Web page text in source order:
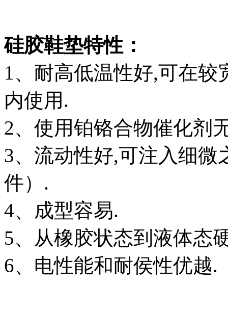
硅胶鞋垫特性：
1、耐高低温性好,可在
内使用.
2、使用铂铬合物催化剂
3、流动性好,可注入细微
件）.
4、成型容易.
5、从橡胶状态到液体态
6、电性能和耐侯性优越.